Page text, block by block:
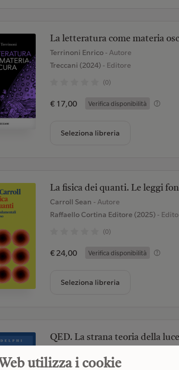
La letteratura come materia
Terrinoni Enrico - Autore
Treccani (2024)- Editore
(0)
€ 17,00 Verifica disponibilità
Seleziona libreria
La fisica dei quanti. Le leggi
Carroll Sean - Autore
Raffaello Cortina Editore (2025)-
(0)
€ 24,00 Verifica disponibilità
Seleziona libreria
QED. La strana teoria della
Adelphi (2010)- Editore
utilizza i cookie